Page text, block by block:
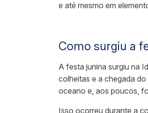
e até mesmo em
Como surgiu a
A festa junina surgiu na
colheitas e a chegada
oceano e, aos poucos,
Isso ocorreu durante a